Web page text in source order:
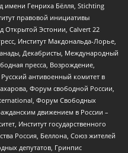
Генриха Бёлля, Stichting
правовой инициативы
Эстонии, Calvert 22
Институт Макдональда-Лорье,
Декабристы, Международный
пресса, Возрождение,
антивоенный комитет в
Форум свободной России,
Форум Свободных
движением в России –
Институт государственного
Россия, Беллона, Союз жителей
депутатов, Гринпис